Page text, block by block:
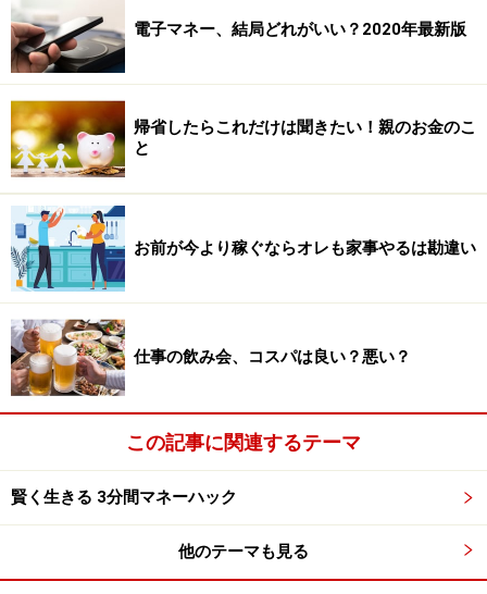
と家事や育児をやってくれ」と主張していいことになり
ます。
準備をする余裕があったら現状の分担割合
を「見える化」すること
次にやっておきたいのは
化 しておくことです。ただ「もっと増やせ」と言っても
なかなか夫は改善してくれないでしょうから、具体的に
どれをどのくらいやって欲しいか考えておくのです。
コピー用紙の真ん中に線を一本引き、左右に夫と妻の担
当している家事や育児のタスクを記入していきます。朝
から夕方まで、それぞれが実行した家事や育児を書いて
みてください。とにかく夫がいかにやっていないかを可
アを埋めていきましょう。
電子マネー、結局どれがいい？2020年最新版
帰省したらこれだけは聞きたい！親のお金のこ
と
お前が今より稼ぐならオレも家事やるは勘違い
仕事の飲み会、コスパは良い？悪い？
この記事に関連するテーマ
賢く生きる 3分間マネーハック
他のテーマも見る